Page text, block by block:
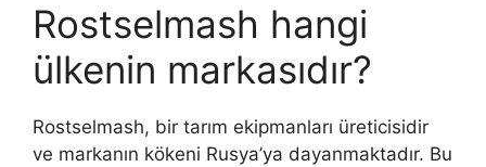
Rostselmash hangi
ülkenin markasıdır?
Rostselmash, bir tarım ekipmanları üreticisidir
ve markanın kökeni Rusya’ya dayanmaktadır. Bu